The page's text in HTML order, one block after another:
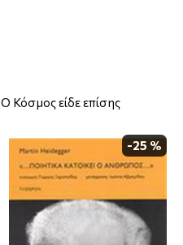
Ο Κόσμος είδε επίσης
-25 %